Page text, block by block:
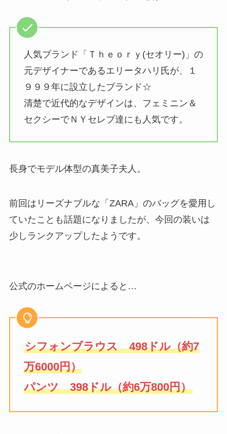
人気ブランド「Ｔｈｅｏｒｙ(セオリー)」の
元デザイナーであるエリータハリ氏が、１
９９９年に設立したブランド☆
清楚で近代的なデザインは、フェミニン＆
セクシーでＮＹセレブ達にも人気です。
長身でモデル体型の真美子夫人。
前回はリーズナブルな「ZARA」のバッグを愛用し
ていたことも話題になりましたが、今回の装いは
少しランクアップしたようです。
公式のホームページによると…
シフォンブラウス 498ドル（約7
万6000円）
パンツ 398ドル（約6万800円）